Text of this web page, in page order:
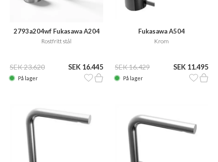
2793a204wf Fukasawa A204
Rostfritt stål
SEK 23.620 SEK 16.445
På lager
Fukasawa A504
Krom
SEK 16.429 SEK 11.495
På lager